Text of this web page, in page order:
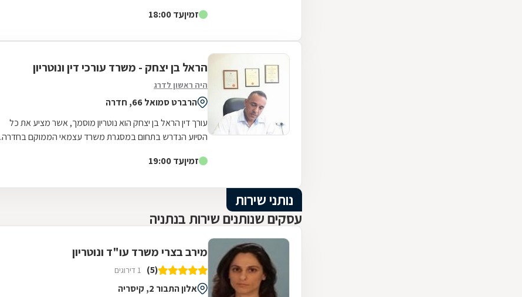
זמיןעד 18:00
הראל בן יצחק - משרד עורכי דין ונוטריון
היה ראשון לדרג
הרברט סמואל 66, חדרה
עורך דין הראל בן יצחק הוא נוטריון מוסמך, אשר מציע את כל
הסיוע הנדרש בתחום במסגרת משרד עצמאי הממוקם בחדרה.
זמיןעד 19:00
נותני שירות
עסקים שנותנים שירות בנתניה
מירב בצרי משרד עו"ד ונוטריון
(5) 1 דירוגים
אלון התבור 2, קיסריה